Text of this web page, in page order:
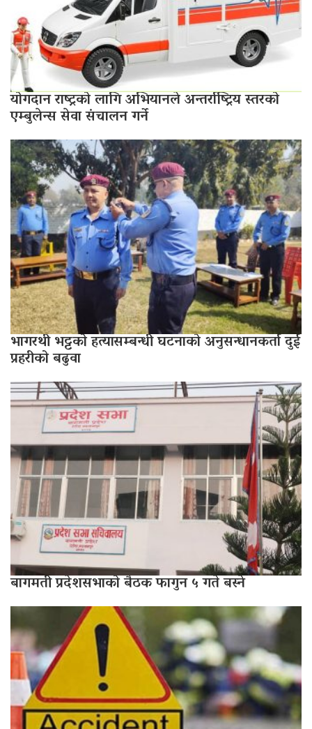
योगदान राष्ट्रको लागि अभियानले अन्तर्राष्ट्रिय स्तरको
एम्बुलेन्स सेवा संचालन गर्ने
भागरथी भट्टको हत्यासम्बन्धी घटनाको अनुसन्धानकर्ता दुई
प्रहरीको बढुवा
बागमती प्रदेशसभाको बैठक फागुन ५ गते बस्ने